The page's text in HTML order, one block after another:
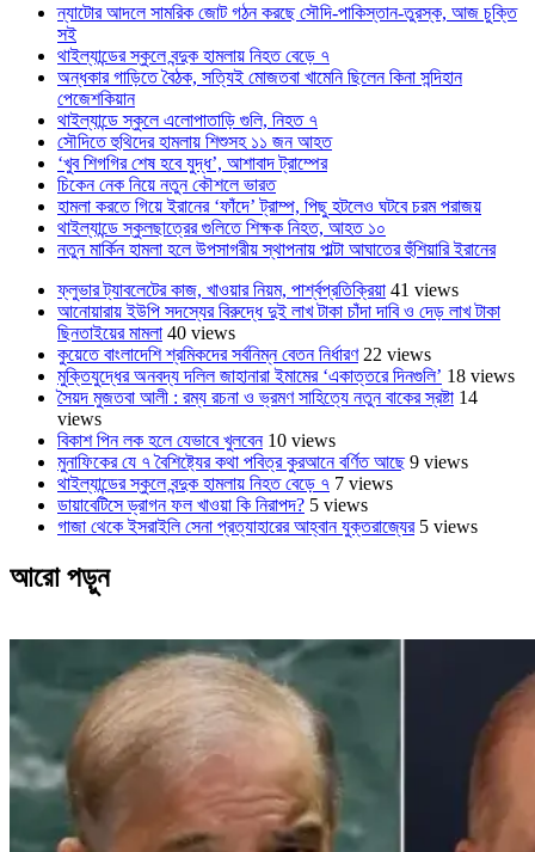
ন্যাটোর আদলে সামরিক জোট গঠন করছে সৌদি-পাকিস্তান-তুরস্ক, আজ চুক্তি
সই
থাইল্যান্ডের স্কুলে বন্দুক হামলায় নিহত বেড়ে ৭
অন্ধকার গাড়িতে বৈঠক, সত্যিই মোজতবা খামেনি ছিলেন কিনা সন্দিহান
পেজেশকিয়ান
থাইল্যান্ডে স্কুলে এলোপাতাড়ি গুলি, নিহত ৭
সৌদিতে হুথিদের হামলায় শিশুসহ ১১ জন আহত
‘খুব শিগগির শেষ হবে যুদ্ধ’, আশাবাদ ট্রাম্পের
চিকেন নেক নিয়ে নতুন কৌশলে ভারত
হামলা করতে গিয়ে ইরানের ‘ফাঁদে’ ট্রাম্প, পিছু হটলেও ঘটবে চরম পরাজয়
থাইল্যান্ডে স্কুলছাত্রের গুলিতে শিক্ষক নিহত, আহত ১০
নতুন মার্কিন হামলা হলে উপসাগরীয় স্থাপনায় পাল্টা আঘাতের হুঁশিয়ারি ইরানের
ফ্লুভার ট্যাবলেটের কাজ, খাওয়ার নিয়ম, পার্শ্বপ্রতিক্রিয়া 41 views
আনোয়ারায় ইউপি সদস্যের বিরুদ্ধে দুই লাখ টাকা চাঁদা দাবি ও দেড় লাখ টাকা
ছিনতাইয়ের মামলা 40 views
কুয়েতে বাংলাদেশি শ্রমিকদের সর্বনিম্ন বেতন নির্ধারণ 22 views
মুক্তিযুদ্ধের অনবদ্য দলিল জাহানারা ইমামের ‘একাত্তরে দিনগুলি’ 18 views
সৈয়দ মুজতবা আলী : রম্য রচনা ও ভ্রমণ সাহিত্যে নতুন বাকের স্রষ্টা 14
views
বিকাশ পিন লক হলে যেভাবে খুলবেন 10 views
মুনাফিকের যে ৭ বৈশিষ্ট্যের কথা পবিত্র কুরআনে বর্ণিত আছে 9 views
থাইল্যান্ডের স্কুলে বন্দুক হামলায় নিহত বেড়ে ৭ 7 views
ডায়াবেটিসে ড্রাগন ফল খাওয়া কি নিরাপদ? 5 views
গাজা থেকে ইসরাইলি সেনা প্রত্যাহারের আহ্বান যুক্তরাজ্যের 5 views
আরো পড়ুন